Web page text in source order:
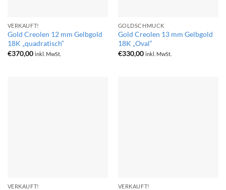
VERKAUFT!
Gold Creolen 12 mm Gelbgold
18K „quadratisch“
€370,00 inkl. MwSt.
GOLDSCHMUCK
Gold Creolen 13 mm Gelbgold
18K „Oval“
€330,00 inkl. MwSt.
VERKAUFT! VERKAUFT!